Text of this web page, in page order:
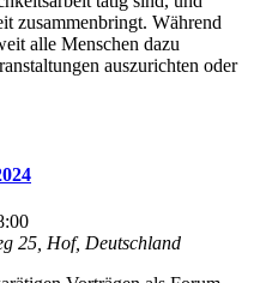
zusammenbringt. Während
alle Menschen dazu
auszurichten oder
25, Hof, Deutschland